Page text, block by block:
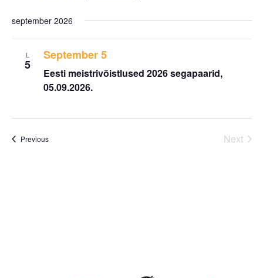
september 2026
L
5
September 5
Eesti meistrivõistlused 2026 segapaarid,
05.09.2026.
PreviousEvents
Next